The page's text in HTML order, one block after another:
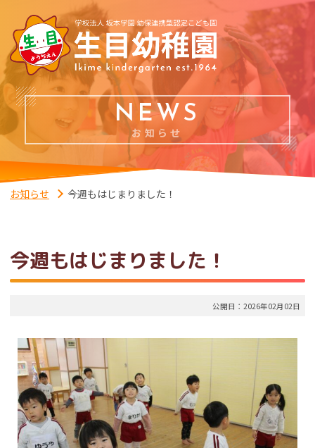
NEWS
お知らせ
お知らせ 今週もはじまりました！
今週もはじまりました！
公開日：2026年02月02日